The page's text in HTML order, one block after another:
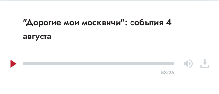
"Дорогие мои москвичи": события 4
августа
53:26